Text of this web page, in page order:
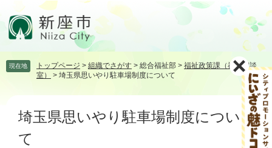
頭飛 現在地 トップページ > 組織でさがす > 総合福祉部 > 福祉政策課（福祉相談
室）
> 埼玉県思いやり駐車場制度について
埼玉県思いやり駐車場制度につい
て